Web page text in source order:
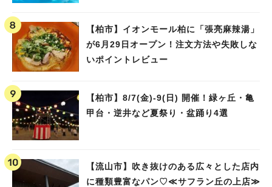
【柏市】イオンモール柏に「張亮麻辣湯」
が6月29日オープン！注文方法や失敗しな
いポイントレビュー
【柏市】8/7(金)‐9(日) 開催！緑ヶ丘・亀
甲台・逆井など夏祭り・盆踊り4選
【流山市】吹き抜けのある広々とした店内
に種類豊富なパン♡≪サフラン丘の上店≫